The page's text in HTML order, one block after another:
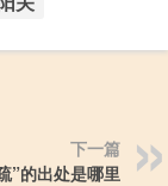
下一篇
”的出处是哪里